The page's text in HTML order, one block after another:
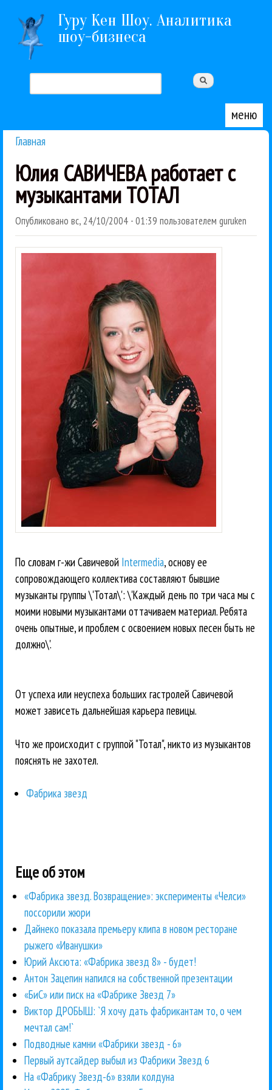
Перейти к основному содержанию
Гуру Кен Шоу. Аналитика
шоу-бизнеса
Форма поиска
меню
Главная
Юлия САВИЧЕВА работает с
музыкантами ТОТАЛ
Опубликовано вс, 24/10/2004 - 01:39 пользователем guruken
По словам г-жи Савичевой Intermedia, основу ее
сопровождающего коллектива составляют бывшие
музыканты группы \'Тотал\': \'Каждый день по три часа мы с
моими новыми музыкантами оттачиваем материал. Ребята
очень опытные, и проблем с освоением новых песен быть не
должно\'.
От успеха или неуспеха больших гастролей Савичевой
может зависеть дальнейшая карьера певицы.
Что же происходит с группой "Тотал", никто из музыкантов
пояснять не захотел.
Фабрика звезд
Еще об этом
«Фабрика звезд. Возвращение»: эксперименты «Челси»
поссорили жюри
Дайнеко показала премьеру клипа в новом ресторане
рыжего «Иванушки»
Юрий Аксюта: «Фабрика звезд 8» - будет!
Антон Зацепин напился на собственной презентации
«БиС» или писк на «Фабрике Звезд 7»
Виктор ДРОБЫШ: `Я хочу дать фабрикантам то, о чем
мечтал сам!`
Подводные камни «Фабрики звезд - 6»
Первый аутсайдер выбыл из Фабрики Звезд 6
На «Фабрику Звезд-6» взяли колдуна